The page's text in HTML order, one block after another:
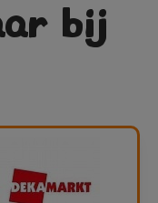
bij